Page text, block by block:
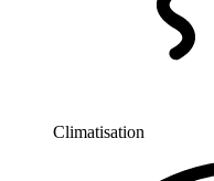
Climatisation